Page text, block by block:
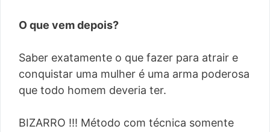
O que vem depois?
Saber exatamente o que fazer para atrair e
conquistar uma mulher é uma arma poderosa
que todo homem deveria ter.
BIZARRO !!! Método com técnica somente